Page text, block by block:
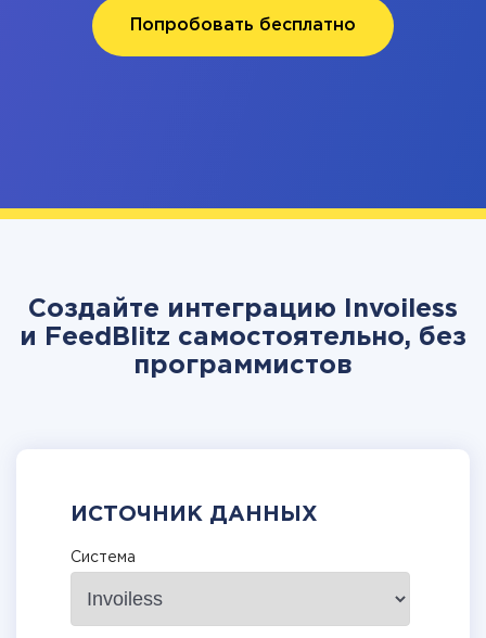
Попробовать бесплатно
Создайте интеграцию Invoiless
и FeedBlitz самостоятельно, без
программистов
ИСТОЧНИК ДАННЫХ
Система